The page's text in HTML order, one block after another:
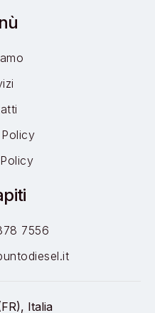
7556
Italia